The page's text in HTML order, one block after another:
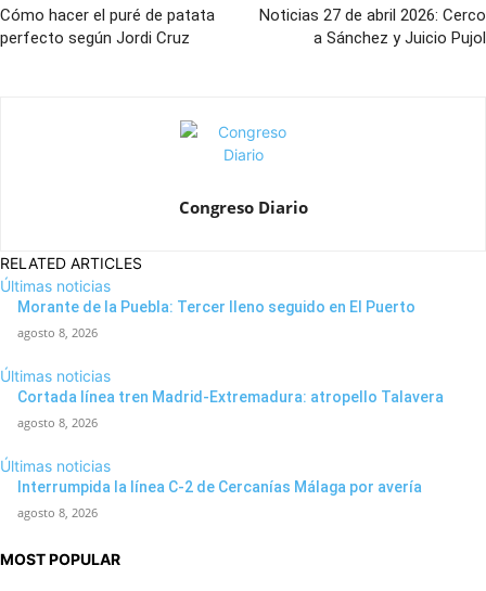
Cómo hacer el puré de patata
perfecto según Jordi Cruz
Noticias 27 de abril 2026: Cerco
a Sánchez y Juicio Pujol
Congreso Diario
RELATED ARTICLES
Últimas noticias
Morante de la Puebla: Tercer lleno seguido en El Puerto
agosto 8, 2026
Últimas noticias
Cortada línea tren Madrid-Extremadura: atropello Talavera
agosto 8, 2026
Últimas noticias
Interrumpida la línea C-2 de Cercanías Málaga por avería
agosto 8, 2026
MOST POPULAR